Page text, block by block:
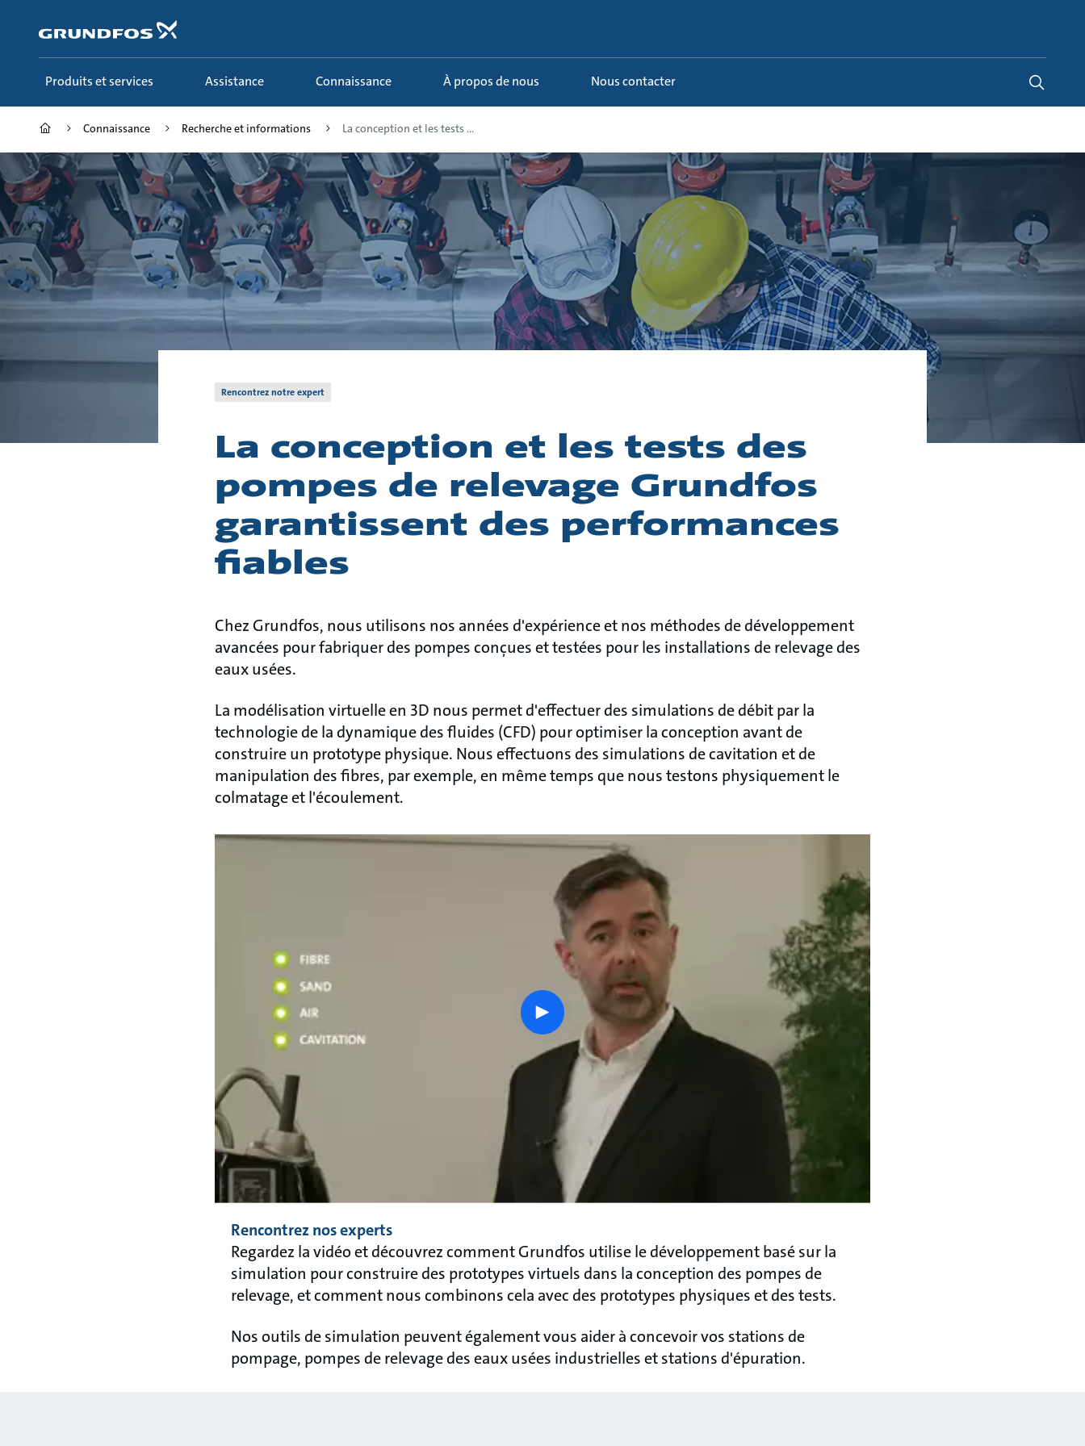
principal
Produits et services Assistance Connaissance À propos de nous Nous contacter
Connaissance Recherche et informations La conception et les tests ...
Rencontrez notre expert
La conception et les tests des
pompes de relevage Grundfos
garantissent des performances
fiables
Chez Grundfos, nous utilisons nos années d'expérience et nos méthodes de développement
avancées pour fabriquer des pompes conçues et testées pour les installations de relevage des
eaux usées.
La modélisation virtuelle en 3D nous permet d'effectuer des simulations de débit par la
technologie de la dynamique des fluides (CFD) pour optimiser la conception avant de
construire un prototype physique. Nous effectuons des simulations de cavitation et de
manipulation des fibres, par exemple, en même temps que nous testons physiquement le
colmatage et l'écoulement.
play
button
Rencontrez nos experts
Regardez la vidéo et découvrez comment Grundfos utilise le développement basé sur la
simulation pour construire des prototypes virtuels dans la conception des pompes de
relevage, et comment nous combinons cela avec des prototypes physiques et des tests.
Nos outils de simulation peuvent également vous aider à concevoir vos stations de
pompage, pompes de relevage des eaux usées industrielles et stations d'épuration.